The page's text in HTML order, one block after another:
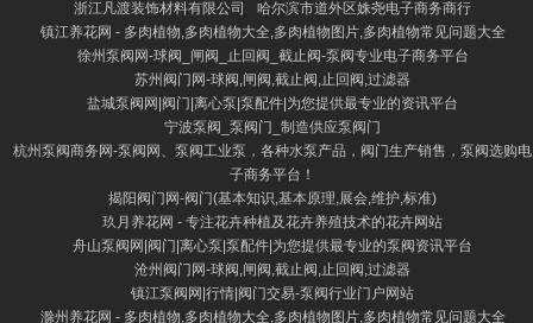
浙江凡渡装饰材料有限公司
哈尔滨市道外区姝尧电子商务商行
镇江养花网 - 多肉植物,多肉植物大全,多肉植物图片,多肉植物常见问题大全
徐州泵阀网-球阀_闸阀_止回阀_截止阀-泵阀专业电子商务平台
苏州阀门网-球阀,闸阀,截止阀,止回阀,过滤器
盐城泵阀网|阀门|离心泵|泵配件|为您提供最专业的资讯平台
宁波泵阀_泵阀门_制造供应泵阀门
杭州泵阀商务网-泵阀网、泵阀工业泵，各种水泵产品，阀门生产销售，泵阀选购电
子商务平台！
揭阳阀门网-阀门(基本知识,基本原理,展会,维护,标准)
玖月养花网 - 专注花卉种植及花卉养殖技术的花卉网站
舟山泵阀网|阀门|离心泵|泵配件|为您提供最专业的泵阀资讯平台
沧州阀门网-球阀,闸阀,截止阀,止回阀,过滤器
镇江泵阀网|行情|阀门交易-泵阀行业门户网站
滁州养花网 - 多肉植物,多肉植物大全,多肉植物图片,多肉植物常见问题大全